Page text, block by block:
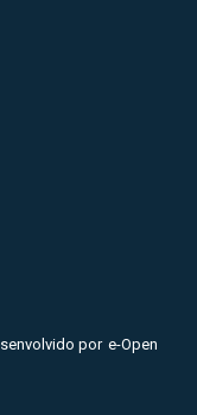
por e-Open